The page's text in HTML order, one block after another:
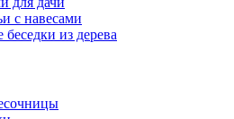
с навесами
из дерева